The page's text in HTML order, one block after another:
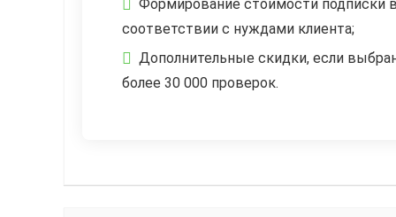
Формирование стоимости подписки
соответствии с нуждами клиента;
Дополнительные скидки, если
более 30 000 проверок.